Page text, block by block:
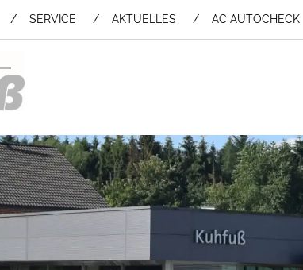
SERVICE AKTUELLES AC AUTOCHECK